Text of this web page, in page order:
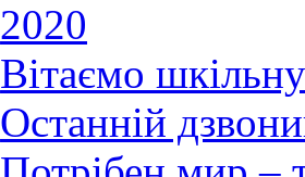
2020
Вітаємо
Останній